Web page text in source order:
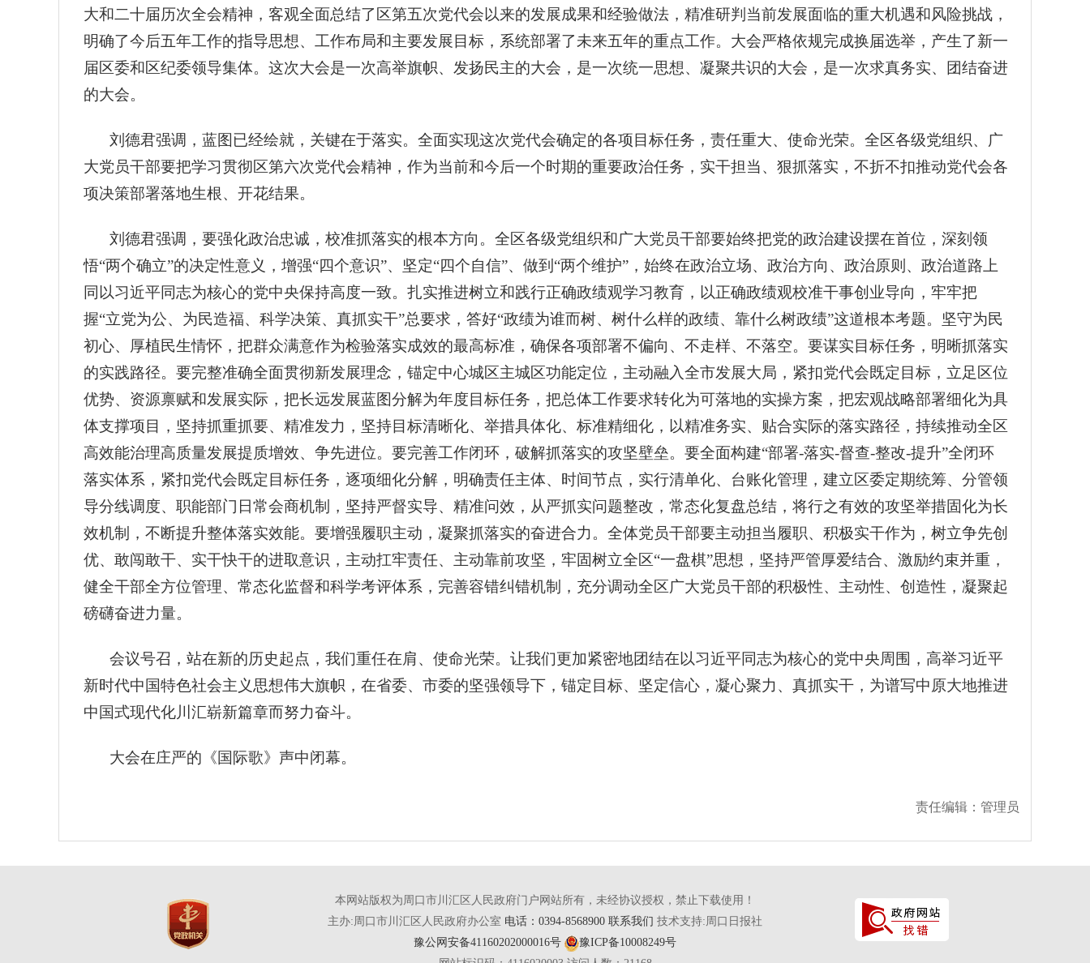
大和二十届历次全会精神，客观全面总结了区第五次党代会以来的发展成果和经验做法，精准研判当前发展面临的重大机遇和风险挑战，
明确了今后五年工作的指导思想、工作布局和主要发展目标，系统部署了未来五年的重点工作。大会严格依规完成换届选举，产生了新一
届区委和区纪委领导集体。这次大会是一次高举旗帜、发扬民主的大会，是一次统一思想、凝聚共识的大会，是一次求真务实、团结奋进
的大会。
刘德君强调，蓝图已经绘就，关键在于落实。全面实现这次党代会确定的各项目标任务，责任重大、使命光荣。全区各级党组织、广
大党员干部要把学习贯彻区第六次党代会精神，作为当前和今后一个时期的重要政治任务，实干担当、狠抓落实，不折不扣推动党代会各
项决策部署落地生根、开花结果。
刘德君强调，要强化政治忠诚，校准抓落实的根本方向。全区各级党组织和广大党员干部要始终把党的政治建设摆在首位，深刻领
悟“两个确立”的决定性意义，增强“四个意识”、坚定“四个自信”、做到“两个维护”，始终在政治立场、政治方向、政治原则、政治道路上
同以习近平同志为核心的党中央保持高度一致。扎实推进树立和践行正确政绩观学习教育，以正确政绩观校准干事创业导向，牢牢把
握“立党为公、为民造福、科学决策、真抓实干”总要求，答好“政绩为谁而树、树什么样的政绩、靠什么树政绩”这道根本考题。坚守为民
初心、厚植民生情怀，把群众满意作为检验落实成效的最高标准，确保各项部署不偏向、不走样、不落空。要谋实目标任务，明晰抓落实
的实践路径。要完整准确全面贯彻新发展理念，锚定中心城区主城区功能定位，主动融入全市发展大局，紧扣党代会既定目标，立足区位
优势、资源禀赋和发展实际，把长远发展蓝图分解为年度目标任务，把总体工作要求转化为可落地的实操方案，把宏观战略部署细化为具
体支撑项目，坚持抓重抓要、精准发力，坚持目标清晰化、举措具体化、标准精细化，以精准务实、贴合实际的落实路径，持续推动全区
高效能治理高质量发展提质增效、争先进位。要完善工作闭环，破解抓落实的攻坚壁垒。要全面构建“部署-落实-督查-整改-提升”全闭环
落实体系，紧扣党代会既定目标任务，逐项细化分解，明确责任主体、时间节点，实行清单化、台账化管理，建立区委定期统筹、分管领
导分线调度、职能部门日常会商机制，坚持严督实导、精准问效，从严抓实问题整改，常态化复盘总结，将行之有效的攻坚举措固化为长
效机制，不断提升整体落实效能。要增强履职主动，凝聚抓落实的奋进合力。全体党员干部要主动担当履职、积极实干作为，树立争先创
优、敢闯敢干、实干快干的进取意识，主动扛牢责任、主动靠前攻坚，牢固树立全区“一盘棋”思想，坚持严管厚爱结合、激励约束并重，
健全干部全方位管理、常态化监督和科学考评体系，完善容错纠错机制，充分调动全区广大党员干部的积极性、主动性、创造性，凝聚起
磅礴奋进力量。
会议号召，站在新的历史起点，我们重任在肩、使命光荣。让我们更加紧密地团结在以习近平同志为核心的党中央周围，高举习近平
新时代中国特色社会主义思想伟大旗帜，在省委、市委的坚强领导下，锚定目标、坚定信心，凝心聚力、真抓实干，为谱写中原大地推进
中国式现代化川汇崭新篇章而努力奋斗。
大会在庄严的《国际歌》声中闭幕。
责任编辑：管理员
本网站版权为周口市川汇区人民政府门户网站所有，未经协议授权，禁止下载使用！
主办:周口市川汇区人民政府办公室 电话：0394-8568900 联系我们 技术支持:周口日报社
豫公网安备41160202000016号
豫ICP备10008249号